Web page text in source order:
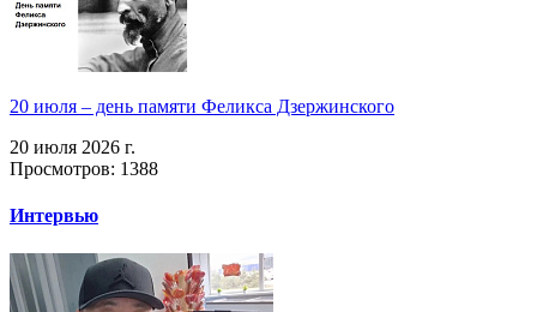
20 июля – день памяти Феликса Дзержинского
20 июля 2026 г.
Просмотров: 1388
Интервью